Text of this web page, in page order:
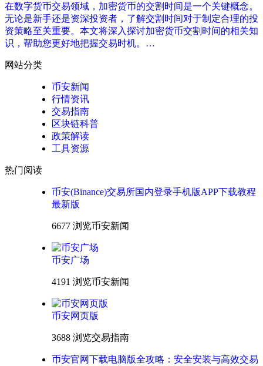
在数字货币交易领域，加密货币的交割时间是一个关键概念。
无论是新手还是资深投资者，了解交割时间对于制定合理的投
资策略至关重要。本文将深入探讨加密货币交割时间的相关知
识，帮助您更好地把握交易时机。…
网站分类
币安新闻
行情资讯
交易指南
区块链科普
政策解读
工具资源
热门阅读
币安(Binance)交易所国内登录手机版APP下载教程
最新版
6677 浏览币安新闻
币安广场
4191 浏览币安新闻
币安网页版
3688 浏览交易指南
币安官网下载电脑版全攻略：安全安装与高效交易